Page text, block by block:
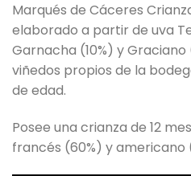
Marqués de Cáceres
elaborado a partir de uva
Garnacha (10%) y
viñedos propios de la
de edad.
Posee una crianza de 12
francés (60%) y americano